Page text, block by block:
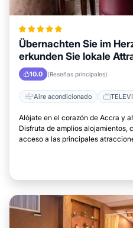
Übernachten Sie im
erkunden Sie lokale
10.0 (Reseñas principales)
Aire acondicionado
Alójate en el corazón de Accra y
Disfruta de amplios alojamientos,
acceso a las principales